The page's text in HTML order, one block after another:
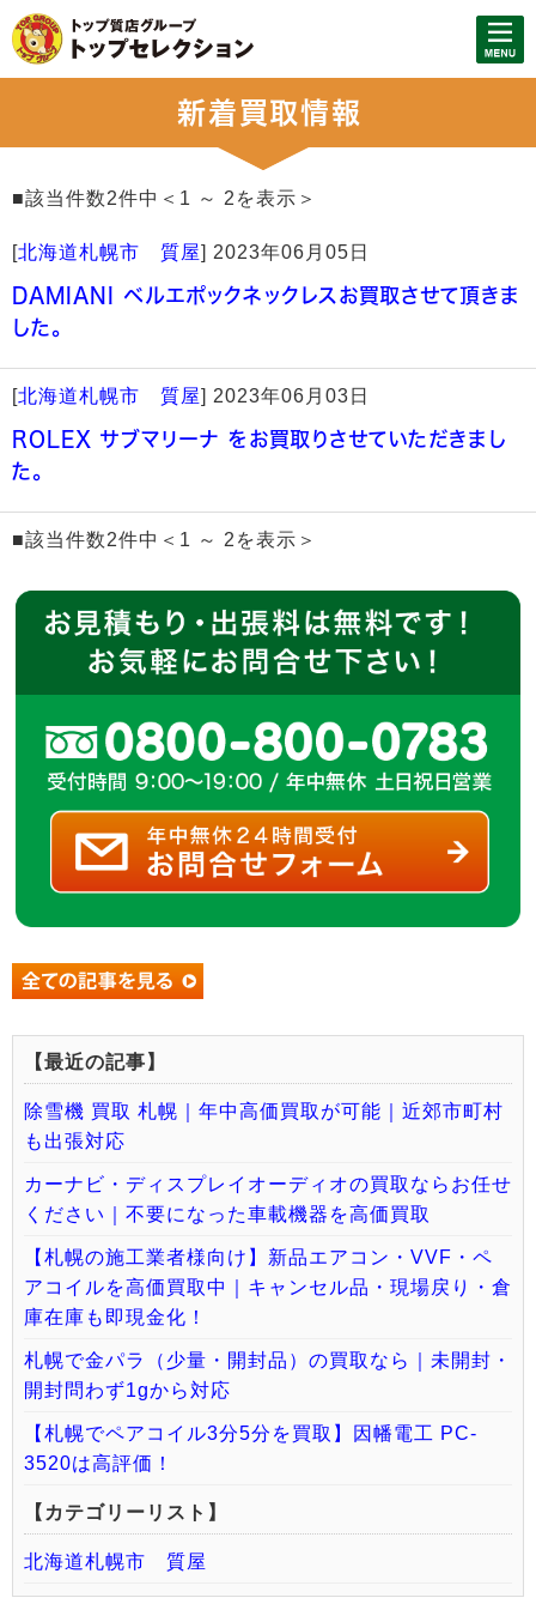
新着買取情報
■該当件数2件中＜1 ～ 2を表示＞
[北海道札幌市 質屋] 2023年06月05日
DAMIANI ベルエポックネックレスお買取させて頂きま
した。
[北海道札幌市 質屋] 2023年06月03日
ROLEX サブマリーナ をお買取りさせていただきまし
た。
■該当件数2件中＜1 ～ 2を表示＞
【最近の記事】
除雪機 買取 札幌｜年中高価買取が可能｜近郊市町村
も出張対応
カーナビ・ディスプレイオーディオの買取ならお任せ
ください｜不要になった車載機器を高価買取
【札幌の施工業者様向け】新品エアコン・VVF・ペ
アコイルを高価買取中｜キャンセル品・現場戻り・倉
庫在庫も即現金化！
札幌で金パラ（少量・開封品）の買取なら｜未開封・
開封問わず1gから対応
【札幌でペアコイル3分5分を買取】因幡電工 PC-
3520は高評価！
【カテゴリーリスト】
北海道札幌市 質屋